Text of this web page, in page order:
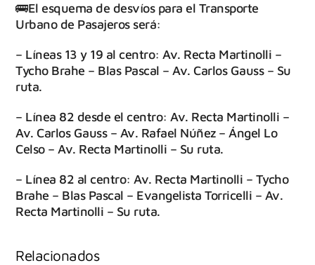
🚌El esquema de desvíos para el Transporte
Urbano de Pasajeros será:
– Líneas 13 y 19 al centro: Av. Recta Martinolli –
Tycho Brahe – Blas Pascal – Av. Carlos Gauss – Su
ruta.
– Línea 82 desde el centro: Av. Recta Martinolli –
Av. Carlos Gauss – Av. Rafael Núñez – Ángel Lo
Celso – Av. Recta Martinolli – Su ruta.
– Línea 82 al centro: Av. Recta Martinolli – Tycho
Brahe – Blas Pascal – Evangelista Torricelli – Av.
Recta Martinolli – Su ruta.
Relacionados